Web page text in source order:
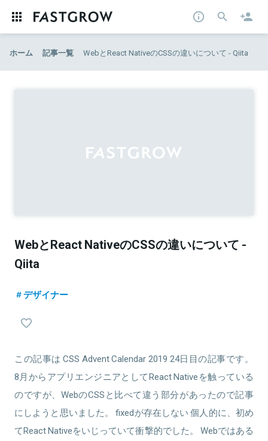
ホーム 記事一覧 WebとReact NativeのCSSの違いについて - Qiita
WebとReact NativeのCSSの違いについて -
Qiita
デザイナー
この記事は CSS Advent Calendar 2019 24日目の記事です。
8月からアプリエンジニアとしてReact Nativeを触っている
のですが、WebのCSSと比べて違う部分があったので記事
にしようと思いました。 fixedが存在しない 個人的に、初め
てReact Nativeをいじっていて衝撃的でした。 Webではある